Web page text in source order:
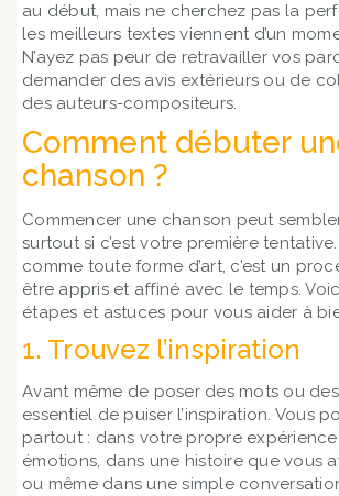
au début, mais ne cherchez pas la
les meilleurs textes viennent d’un
N’ayez pas peur de retravailler vos
demander des avis extérieurs ou de
des auteurs-compositeurs.
Comment débuter
chanson ?
Commencer une chanson peut
surtout si c’est votre première
comme toute forme d’art, c’est un
être appris et affiné avec le temps.
étapes et astuces pour vous aider à
1. Trouvez l’inspiration
Avant même de poser des mots ou
essentiel de puiser l’inspiration. Vous
partout : dans votre propre
émotions, dans une histoire que vous
ou même dans une simple